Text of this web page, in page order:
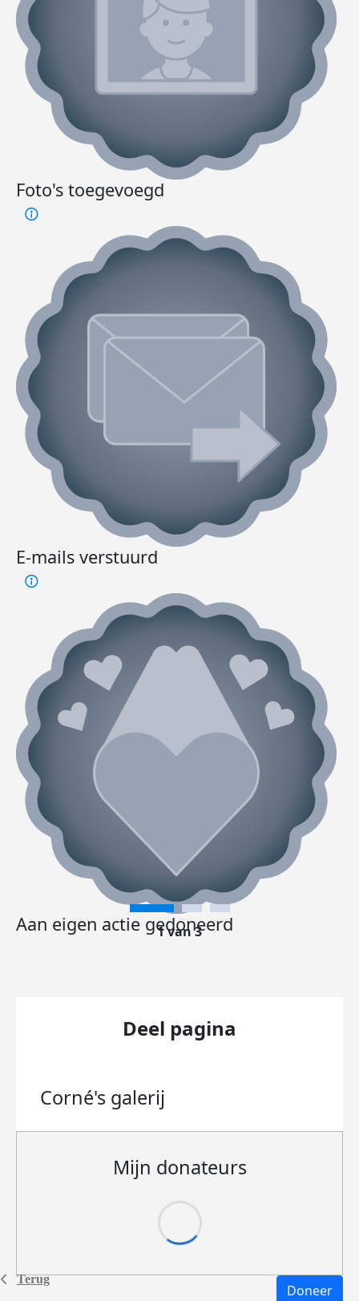
Terug
Foto's toegevoegd
E-mails verstuurd
Aan eigen actie gedoneerd
1 van 3
Deel pagina
Corné's galerij
Mijn donateurs
Doneer